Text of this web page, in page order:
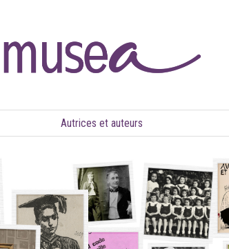
Autrices et auteurs